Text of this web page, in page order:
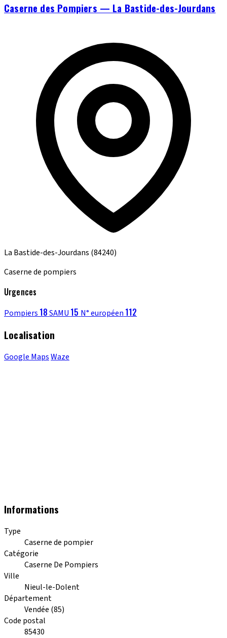
Caserne des Pompiers — La Bastide-des-Jourdans
La Bastide-des-Jourdans (84240)
Caserne de pompiers
Urgences
Pompiers 18SAMU 15 N° européen 112
Localisation
Google MapsWaze
Informations
Type
Caserne de pompier
Catégorie
Caserne De Pompiers
Ville
Nieul-le-Dolent
Département
Vendée (85)
Code postal
85430